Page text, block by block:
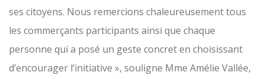
ses citoyens. Nous remercions chaleureusement tous
les commerçants participants ainsi que chaque
personne qui a posé un geste concret en choisissant
d’encourager l’initiative », souligne Mme Amélie Vallée,